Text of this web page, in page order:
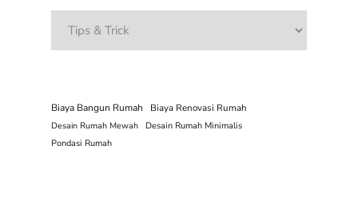
Biaya Bangun Rumah Biaya Renovasi Rumah
Desain Rumah Mewah
Desain Rumah Minimalis
Pondasi Rumah